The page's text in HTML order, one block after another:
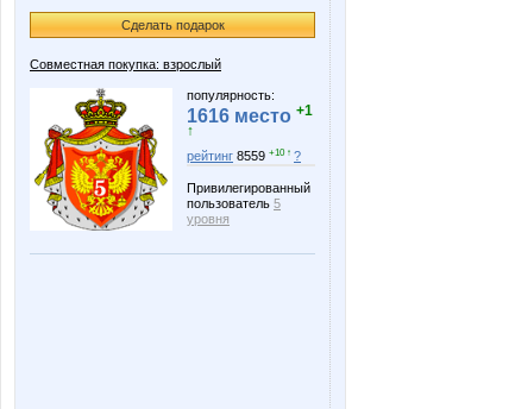
Сделать подарок
Совместная покупка: взрослый
популярность:
1616 место +1
↑
рейтинг 8559 +10 ↑ ?
Привилегированный
пользователь 5
уровня